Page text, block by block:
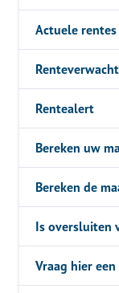
Actuele rentes
Rentealert
Bereken uw
Bereken de
Is oversluiten
Vraag hier